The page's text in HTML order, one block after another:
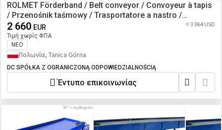
ROLMET Förderband / Belt conveyor / Convoyeur à tapis
/ Przenośnik taśmowy / Trasportatore a nastro /
Конвейер ленточный / Przenośnik taśmowy PT - 1/3R
2 660 EUR
Τιμή χωρίς ΦΠΑ
≈ 3 064 USD
ΝΈΟ
Πολωνία, Tanica Górna
DC SPÓŁKA Z OGRANICZONĄ ODPOWIEDZIALNOŚCIĄ
Έντυπο επικοινωνίας